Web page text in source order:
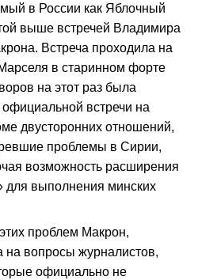
в России как Яблочный
выше встречей Владимира
Встреча проходила на
в старинном форте
на этот раз была
встречи на
двусторонних отношений,
проблемы в Сирии,
возможность расширения
для выполнения минских
проблем Макрон,
на вопросы журналистов,
официально не